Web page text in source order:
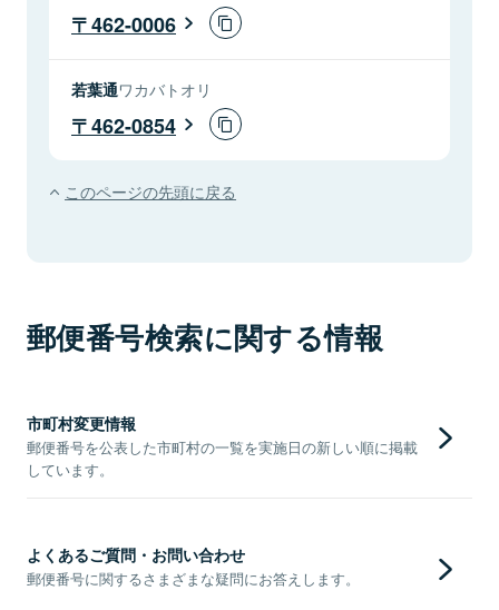
462-0006
若葉通ワカバトオリ
462-0854
このページの先頭に戻る
郵便番号検索に関する情報
市町村変更情報
郵便番号を公表した市町村の一覧を実施日の新しい順に掲載
しています。
よくあるご質問・お問い合わせ
郵便番号に関するさまざまな疑問にお答えします。